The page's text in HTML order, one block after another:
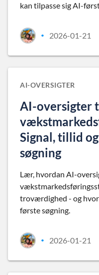
kan tilpasse sig AI-
• 2026-01-21
AI-OVERSIGTER
AI-oversigter
Signal, tillid
søgning
Lær, hvordan AI-
troværdighed - og
første søgning.
• 2026-01-21